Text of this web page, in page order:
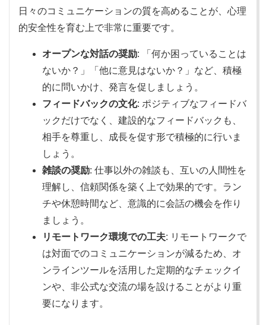
日々のコミュニケーションの質を高めることが、心理
的安全性を育む上で非常に重要です。
オープンな対話の奨励: 「何か困っていることは
ないか？」「他に意見はないか？」など、積極
的に問いかけ、発言を促しましょう。
フィードバックの文化: ポジティブなフィードバ
ックだけでなく、建設的なフィードバックも、
相手を尊重し、成長を促す形で積極的に行いま
しょう。
雑談の奨励: 仕事以外の雑談も、互いの人間性を
理解し、信頼関係を築く上で効果的です。ラン
チや休憩時間など、意識的に会話の機会を作り
ましょう。
リモートワーク環境での工夫: リモートワークで
は対面でのコミュニケーションが減るため、オ
ンラインツールを活用した定期的なチェックイ
ンや、非公式な交流の場を設けることがより重
要になります。